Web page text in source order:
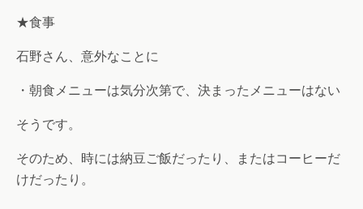
★食事
石野さん、意外なことに
・朝食メニューは気分次第で、決まったメニューはない
そうです。
そのため、時には納豆ご飯だったり、またはコーヒーだ
けだったり。